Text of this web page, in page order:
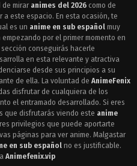
mirar animes del 2026 como de
este espacio. En esta ocasión, te
es un anime en sub español muy
por el primer momento en
conseguirás hacerle
en esta relevante y atractiva
desde sus principios a su
de ella. La voluntad de AnimeFenix
disfrutar de cualquiera de los
el entramado desarrollado. Si eres
que disfrutarás viendo este anime
privilegios que puede aportarte
páginas para ver anime. Malgastar
en sub español no es justificable.
Animefenix.vip